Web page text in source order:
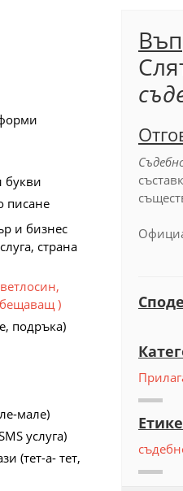
букви
писане
и бизнес
страна
)
подръка)
мале)
услуга)
(тет-а- тет,